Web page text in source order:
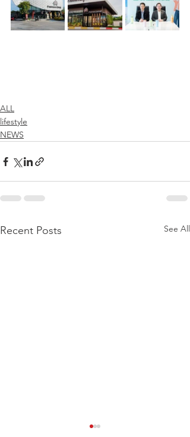
ALL
lifestyle
NEWS
Recent Posts See All